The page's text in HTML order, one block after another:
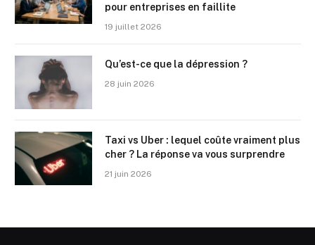
pour entreprises en faillite
19 juillet 2026
Qu’est-ce que la dépression ?
28 juin 2026
Taxi vs Uber : lequel coûte vraiment plus
cher ? La réponse va vous surprendre
21 juin 2026